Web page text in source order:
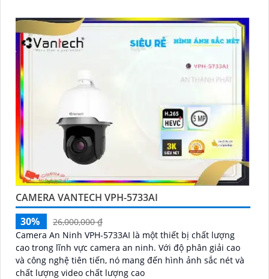
CAMERA VANTECH VPH-5733AI
30%
26,000,000 ₫
Camera An Ninh VPH-5733AI là một thiết bị chất lượng
cao trong lĩnh vực camera an ninh. Với độ phân giải cao
và công nghệ tiên tiến, nó mang đến hình ảnh sắc nét và
chất lượng video chất lượng cao